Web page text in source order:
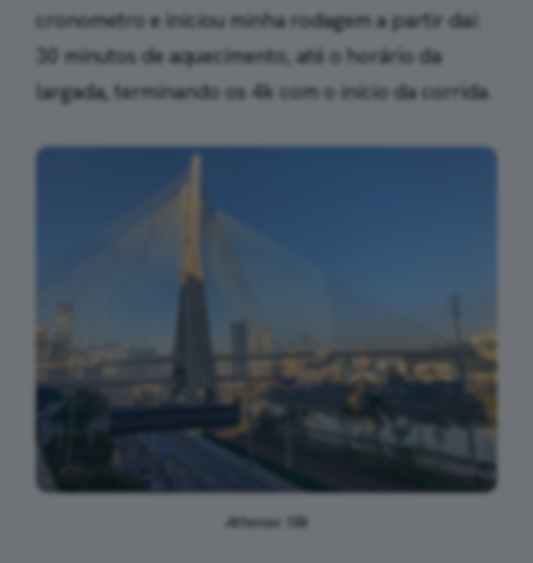
cronometro e iniciou minha rodagem a partir dai:
30 minutos de aquecimento, até o horário da
largada, terminando os 4k com o início da corrida.
Athenas 18k